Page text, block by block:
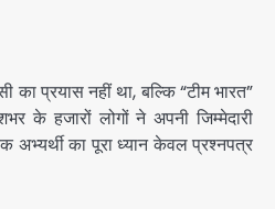
प्रयास नहीं था, बल्कि “टीम भारत”
के हजारों लोगों ने अपनी जिम्मेदारी
अभ्यर्थी का पूरा ध्यान केवल प्रश्नपत्र